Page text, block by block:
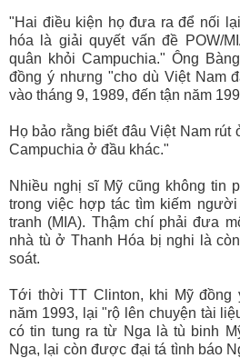
"Hai điều kiện họ đưa ra để nối
hóa là giải quyết vấn đề POW/
quân khỏi Campuchia." Ông
đồng ý nhưng "cho dù Việt Nam
vào tháng 9, 1989, đến tận năm
Họ bảo rằng biết đâu Việt Nam
Campuchia ở đầu khác."
Nhiều nghị sĩ Mỹ cũng không tin
trong việc hợp tác tìm kiếm
tranh (MIA). Thậm chí phải đưa
nhà tù ở Thanh Hóa bị nghi là
soát.
Tới thời TT Clinton, khi Mỹ đồng
năm 1993, lại "rộ lên chuyện tài
có tin tung ra từ Nga là tù binh
Nga, lại còn được đại tá tình báo